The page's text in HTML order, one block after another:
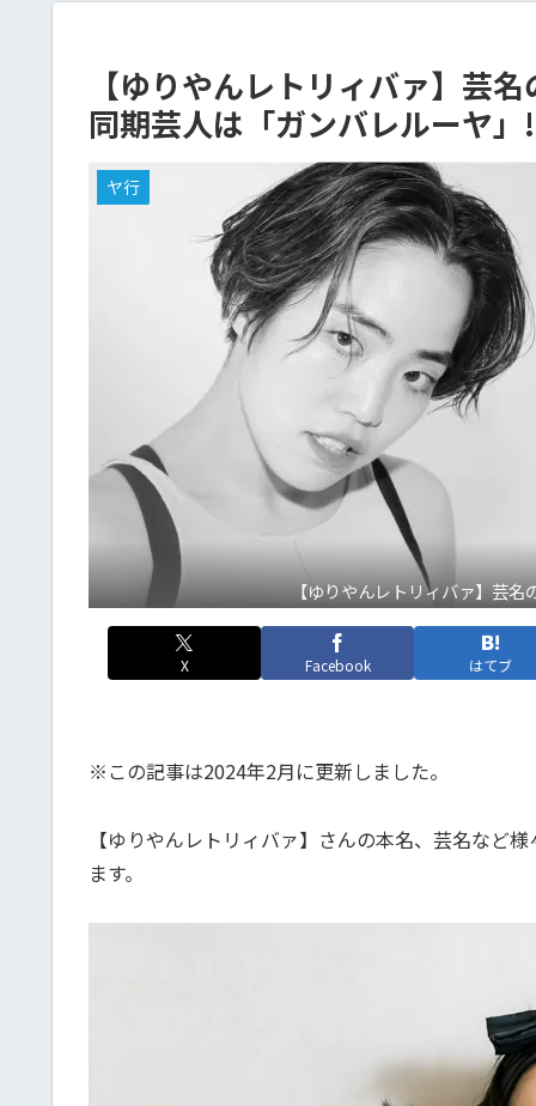
【ゆりやんレトリィバァ】芸
同期芸人は「ガンバレルーヤ
ヤ行
【ゆりやんレトリィバァ】芸名
X Facebook はてブ
※この記事は2024年2月に更新しました。
【ゆりやんレトリィバァ】さんの本名、芸名など
ます。